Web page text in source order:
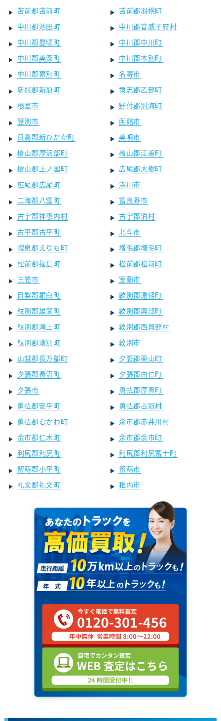
苫前郡苫前町
苫前郡羽幌町
中川郡池田町
中川郡音威子府村
中川郡豊頃町
中川郡中川町
中川郡美深町
中川郡本別町
中川郡幕別町
名寄市
新冠郡新冠町
爾志郡乙部町
根室市
野付郡別海町
登別市
函館市
日高郡新ひだか町
美唄市
檜山郡厚沢部町
檜山郡江差町
檜山郡上ノ国町
広尾郡大樹町
広尾郡広尾町
深川市
二海郡八雲町
富良野市
古宇郡神恵内村
古宇郡泊村
古平郡古平町
北斗市
幌泉郡えりも町
増毛郡増毛町
松前郡福島町
松前郡松前町
三笠市
室蘭市
目梨郡羅臼町
紋別郡遠軽町
紋別郡雄武町
紋別郡興部町
紋別郡滝上町
紋別郡西興部村
紋別郡湧別町
紋別市
山越郡長万部町
夕張郡栗山町
夕張郡長沼町
夕張郡由仁町
夕張市
勇払郡厚真町
勇払郡安平町
勇払郡占冠村
勇払郡むかわ町
余市郡赤井川村
余市郡仁木町
余市郡余市町
利尻郡利尻町
利尻郡利尻富士町
留萌郡小平町
留萌市
礼文郡礼文町
稚内市